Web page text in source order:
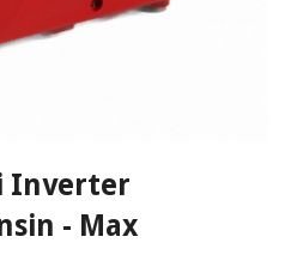
Inverter
- Max